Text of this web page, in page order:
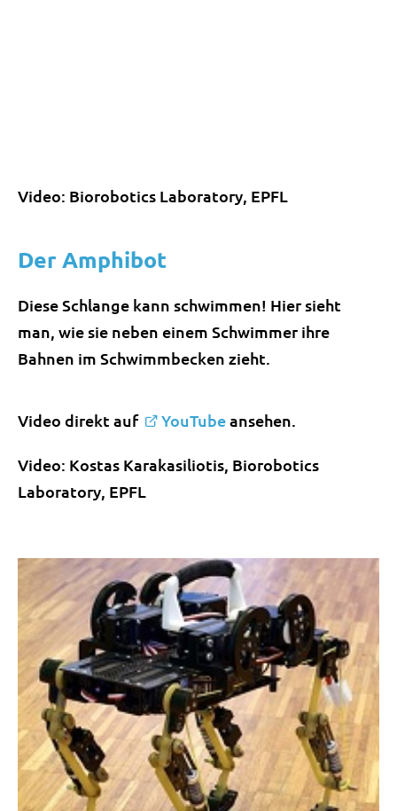
Video: Biorobotics Laboratory, EPFL
Der Amphibot
Diese Schlange kann schwimmen! Hier sieht
man, wie sie neben einem Schwimmer ihre
Bahnen im Schwimmbecken zieht.
Video direkt auf YouTubeansehen.
Video: Kostas Karakasiliotis, Biorobotics
Laboratory, EPFL